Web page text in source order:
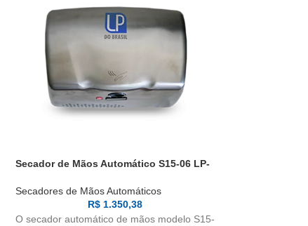
Secador de Mãos Automático S15-06 LP-
Secadores de Mãos Automáticos
R$ 1.350,38
O secador automático de mãos modelo S15-